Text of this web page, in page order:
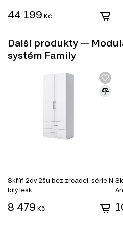
TV stolky
Konferenční stolky
Jednolůžkové postele
Manželské postele
Kancelářské stoly
44 199 Kč
Další produkty —
systém Family
Skříň 2dv 2šu bez zrcadel, série N
bílý lesk
8 479 Kč